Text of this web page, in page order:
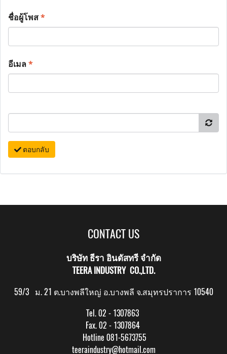
ชื่อผู้โพส*
อีเมล*
ตอบกลับ
CONTACT US
บริษัท ธีรา อินดัสทรี จำกัด
TEERA INDUSTRY CO.,LTD.
59/3 ม. 21 ต.บางพลีใหญ่ อ.บางพลี จ.สมุทรปราการ 10540
Tel. 02 - 1307863
Fax. 02 - 1307864
Hotline 081-5673755
teeraindustry@hotmail.com